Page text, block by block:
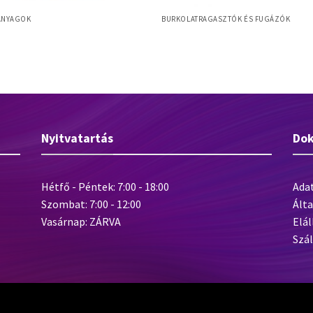
BURKOLATRAGASZTÓK ÉS FUGÁZÓK
Nyitvatartás
Hétfő - Péntek: 7:00 - 18:00
Szombat: 7:00 - 12:00
Vasárnap: ZÁRVA